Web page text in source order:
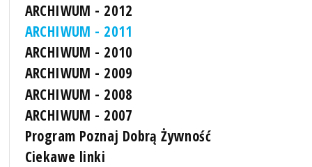
ARCHIWUM - 2012
ARCHIWUM - 2011
ARCHIWUM - 2010
ARCHIWUM - 2009
ARCHIWUM - 2008
ARCHIWUM - 2007
Program Poznaj Dobrą Żywność
Ciekawe linki